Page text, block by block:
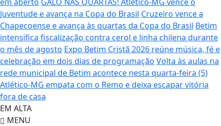
Juventude e avança na Copa do Brasil Cruzeiro vence a
Chapecoense e avança às quartas da Copa do Brasil Betim
intensifica fiscalização contra cerol e linha chilena durante
o mês de agosto Expo Betim Cristã 2026 reúne música, fé e
celebração em dois dias de programação Volta às aulas na
rede municipal de Betim acontece nesta quarta-feira (5)
Atlético-MG empata com o Remo e deixa escapar vitória
fora de casa
EM ALTA
MENU